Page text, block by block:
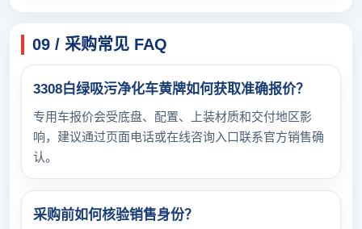
09 / 采购常见 FAQ
3308白绿吸污净化车黄牌如何获取准确报价？
专用车报价会受底盘、配置、上装材质和交付地区影
响，建议通过页面电话或在线咨询入口联系官方销售确
认。
采购前如何核验销售身份？